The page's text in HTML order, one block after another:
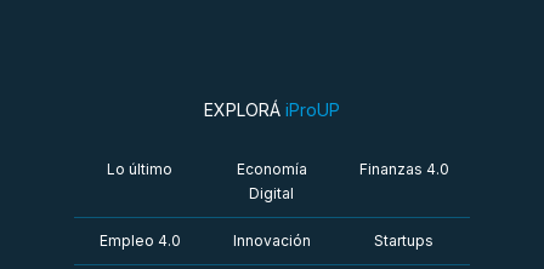
EXPLORÁ iProUP
Lo último
Economía
Digital
Finanzas 4.0
Empleo 4.0 Innovación Startups